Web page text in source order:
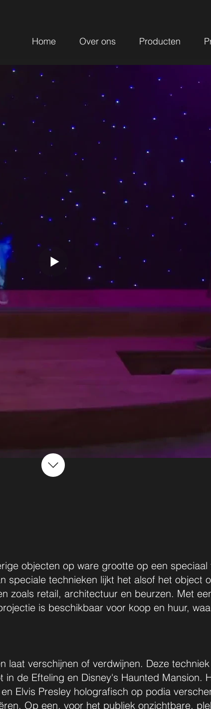
Home Over ons Producten
objecten op ware grootte op een
technieken lijkt het alsof het object
zoals retail, architectuur en beurzen. Met
is beschikbaar voor koop en huur,
verschijnen of verdwijnen. Deze
de Efteling en Disney's Haunted Mansion.
Elvis Presley holografisch op podia
Op een, voor het publiek onzichtbare,